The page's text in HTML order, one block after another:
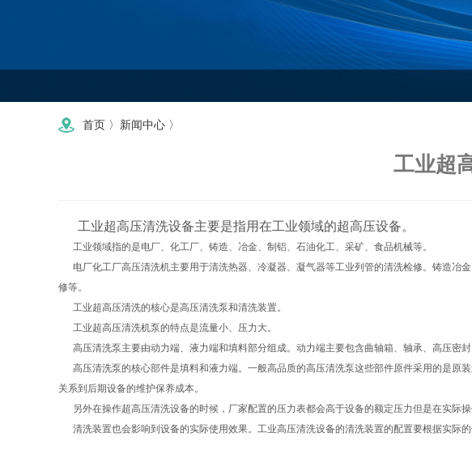
首页 〉 新闻中心 〉
工业超
工业超高压清洗设备主要是指用在工业领域的超高压设备。
工业领域指的是电厂、化工厂、铸造、冶金、制铝、石油化工、采矿、食品机械等。
电厂化工厂高压清洗机主要用于清洗热器、冷凝器、凝气器等工业列管的清洗检修。铸造冶
修等。
工业超高压清洗的核心是高压清洗泵和清洗装置。
工业超高压清洗机泵的特点是流量小、压力大。
高压清洗泵主要由动力端、液力端和填料部分组成。动力端主要包含曲轴箱、轴承、高压密
高压清洗泵的核心部件是填料和液力端。一般高品质的高压清洗泵这些部件原件采用的是原
关系到后期设备的维护保养成本。
另外在操作超高压清洗设备的时候，厂家配置的压力表都会高于设备的额定压力但是在实际
清洗装置也会影响到设备的实际使用效果。工业高压清洗设备的清洗装置的配置要根据实际